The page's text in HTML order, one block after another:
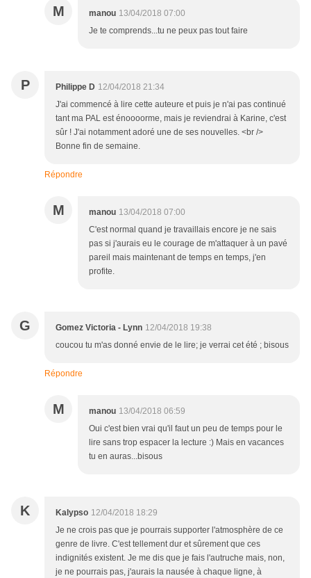
M manou 13/04/2018 07:00
Je te comprends...tu ne peux pas tout faire
P Philippe D 12/04/2018 21:34
J'ai commencé à lire cette auteure et puis je n'ai pas continué
tant ma PAL est énoooorme, mais je reviendrai à Karine, c'est
sûr ! J'ai notamment adoré une de ses nouvelles. <br />
Bonne fin de semaine.
Répondre
M manou 13/04/2018 07:00
C'est normal quand je travaillais encore je ne sais
pas si j'aurais eu le courage de m'attaquer à un pavé
pareil mais maintenant de temps en temps, j'en
profite.
G Gomez Victoria - Lynn 12/04/2018 19:38
coucou tu m'as donné envie de le lire; je verrai cet été ; bisous
Répondre
M manou 13/04/2018 06:59
Oui c'est bien vrai qu'il faut un peu de temps pour le
lire sans trop espacer la lecture :) Mais en vacances
tu en auras...bisous
K Kalypso 12/04/2018 18:29
Je ne crois pas que je pourrais supporter l'atmosphère de ce
genre de livre. C'est tellement dur et sûrement que ces
indignités existent. Je me dis que je fais l'autruche mais, non,
je ne pourrais pas, j'aurais la nausée à chaque ligne, à